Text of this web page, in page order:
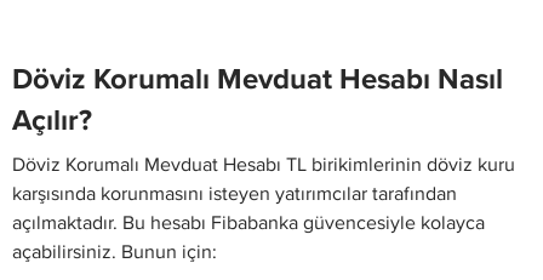
Döviz Korumalı Mevduat Hesabı Nasıl
Açılır?
Döviz Korumalı Mevduat Hesabı TL birikimlerinin döviz kuru
karşısında korunmasını isteyen yatırımcılar tarafından
açılmaktadır. Bu hesabı Fibabanka güvencesiyle kolayca
açabilirsiniz. Bunun için: